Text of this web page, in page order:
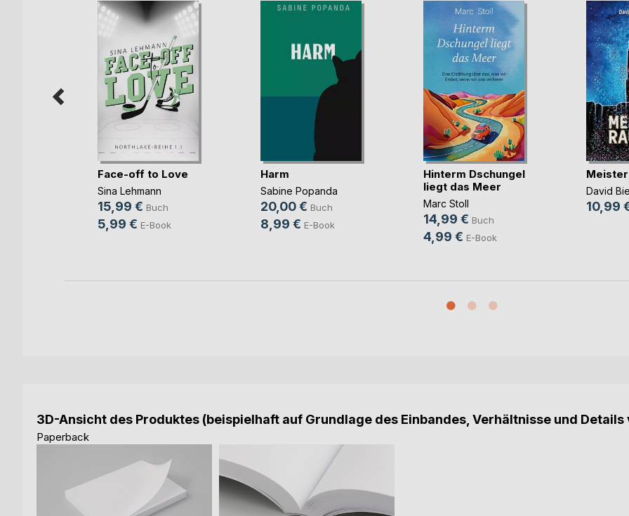
Face-off to Love
Sina Lehmann
15,99 € Buch
5,99 € E-Book
Harm
Sabine Popanda
20,00 € Buch
8,99 € E-Book
Hinterm Dschungel
liegt das Meer
Marc Stoll
14,99 € Buch
4,99 € E-Book
David
10,99
3D-Ansicht des Produktes (beispielhaft auf Grundlage des Einbandes, Verhältnisse und
Paperback